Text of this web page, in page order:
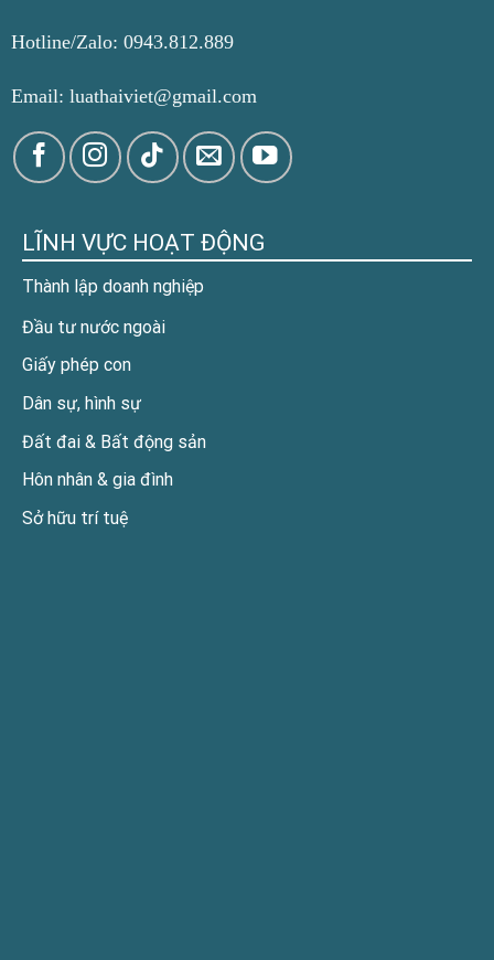
Hotline/Zalo: 0943.812.889
Email: luathaiviet@gmail.com
LĨNH VỰC HOẠT ĐỘNG
Thành lập doanh nghiệp
Đầu tư nước ngoài
Giấy phép con
Dân sự, hình sự
Đất đai & Bất động sản
Hôn nhân & gia đình
Sở hữu trí tuệ